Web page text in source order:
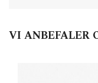
VI ANBEFALER